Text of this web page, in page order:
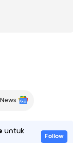
untuk
Follow